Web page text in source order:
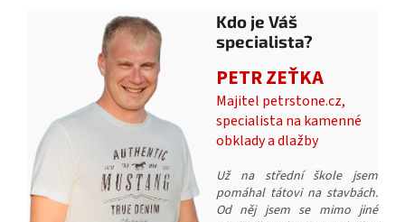
Kdo je Váš
specialista?
PETR ZEŤKA
Majitel petrstone.cz,
specialista na kamenné
obklady a dlažby
Už na střední škole jsem
pomáhal tátovi na stavbách.
Od něj jsem se mimo jiné